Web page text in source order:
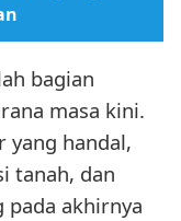
bagian
masa kini.
yang handal,
tanah, dan
pada akhirnya